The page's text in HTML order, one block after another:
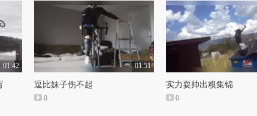
01:42 01:51
逗比妹子伤不起
0
实力耍帅出糗集锦
0